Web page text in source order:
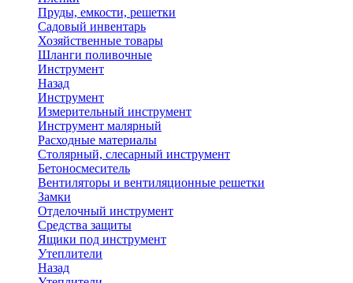
Пруды, емкости, решетки
Садовый инвентарь
Хозяйственные товары
Шланги поливочные
Инструмент
Назад
Инструмент
Измерительный инструмент
Инструмент малярный
Расходные материалы
Столярный, слесарный инструмент
Бетоносмеситель
Вентиляторы и вентиляционные решетки
Замки
Отделочный инструмент
Средства защиты
Ящики под инструмент
Утеплители
Назад